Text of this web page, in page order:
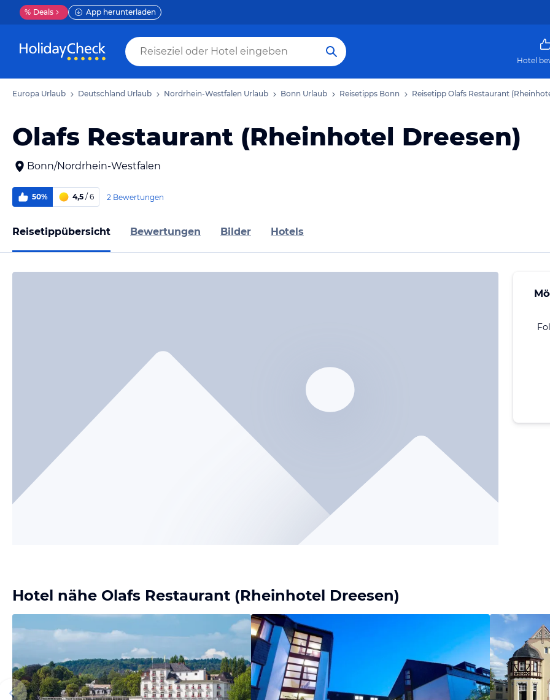
% Deals App herunterladen
Hotel
Europa Urlaub Deutschland Urlaub Nordrhein-Westfalen Urlaub Bonn Urlaub Reisetipps Bonn Reisetipp Olafs Restaurant
Olafs Restaurant (Rheinhotel Dreesen)
Bonn/Nordrhein-Westfalen
50% 4,5 / 6 2 Bewertungen
Reisetippübersicht Bewertungen Bilder Hotels
Hotel nähe Olafs Restaurant (Rheinhotel Dreesen)